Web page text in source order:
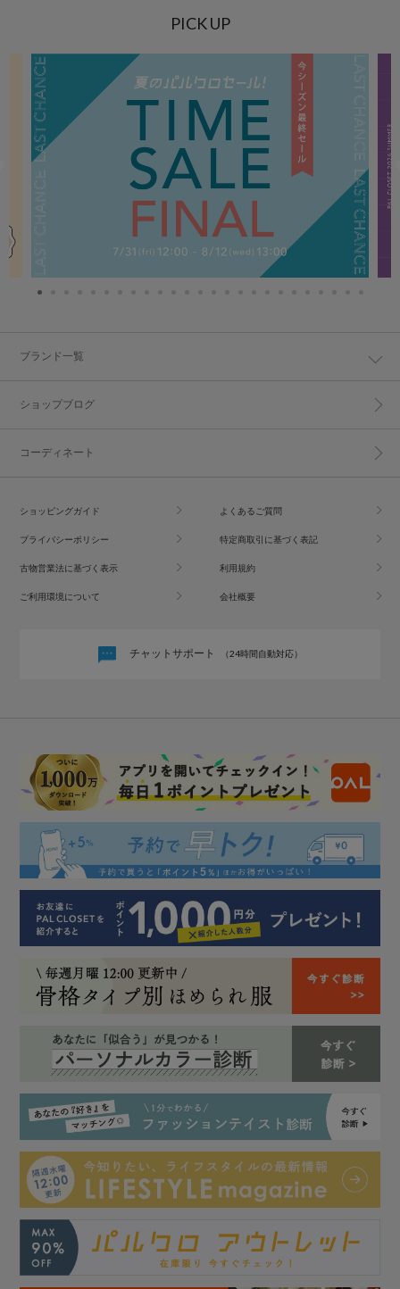
PICK UP
ブランド一覧
ショップブログ
コーディネート
ショッピングガイド よくあるご質問
プライバシーポリシー 特定商取引に基づく表記
古物営業法に基づく表示 利用規約
ご利用環境について 会社概要
チャットサポート （24時間自動対応）